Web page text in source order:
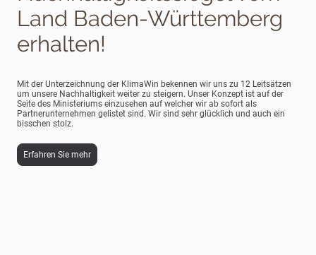
Land Baden-Württemberg
erhalten!
Mit der Unterzeichnung der KlimaWin bekennen wir uns zu 12 Leitsätzen
um unsere Nachhaltigkeit weiter zu steigern. Unser Konzept ist auf der
Seite des Ministeriums einzusehen auf welcher wir ab sofort als
Partnerunternehmen gelistet sind. Wir sind sehr glücklich und auch ein
bisschen stolz.
Erfahren Sie mehr